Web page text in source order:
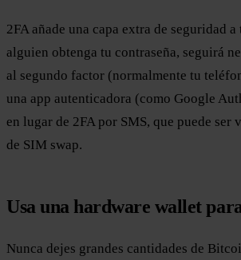
2FA añade una capa extra de seguridad
alguien obtenga tu contraseña, seguirá
al segundo factor (normalmente tu
una app autenticadora (como Google
en lugar de 2FA por SMS, que puede ser
de SIM swap.
Usa una hardware wallet
Nunca dejes grandes cantidades de